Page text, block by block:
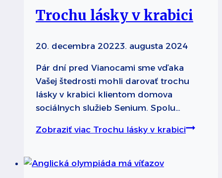
Trochu lásky v krabici
20. decembra 20223. augusta 2024
Pár dní pred Vianocami sme vďaka
Vašej štedrosti mohli darovať trochu
lásky v krabici klientom domova
sociálnych služieb Senium. Spolu…
Zobraziť viac Trochu lásky v krabici